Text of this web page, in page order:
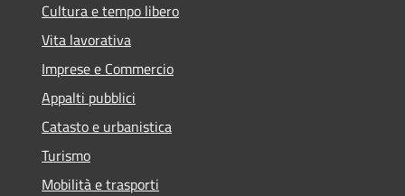
Cultura e tempo libero
Vita lavorativa
Imprese e Commercio
Appalti pubblici
Catasto e urbanistica
Turismo
Mobilità e trasporti